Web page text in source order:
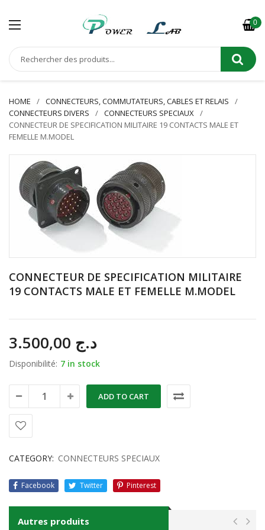
0
HOME
CONNECTEURS, COMMUTATEURS, CABLES ET RELAIS
CONNECTEURS DIVERS
CONNECTEURS SPECIAUX
CONNECTEUR DE SPECIFICATION MILITAIRE 19 CONTACTS MALE ET
FEMELLE M.MODEL
CONNECTEUR DE SPECIFICATION MILITAIRE
19 CONTACTS MALE ET FEMELLE M.MODEL
د.ج
Disponibilité: 7 in stock
ADD TO CART
CATEGORY: CONNECTEURS SPECIAUX
Facebook Twitter Pinterest
Autres produits